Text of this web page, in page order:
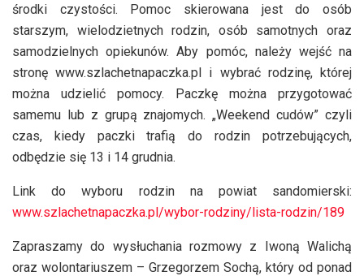
środki czystości. Pomoc skierowana jest do osób
starszym, wielodzietnych rodzin, osób samotnych oraz
samodzielnych opiekunów. Aby pomóc, należy wejść na
stronę www.szlachetnapaczka.pl i wybrać rodzinę, której
można udzielić pomocy. Paczkę można przygotować
samemu lub z grupą znajomych. „Weekend cudów” czyli
czas, kiedy paczki trafią do rodzin potrzebujących,
odbędzie się 13 i 14 grudnia.
Link do wyboru rodzin na powiat sandomierski:
www.szlachetnapaczka.pl/wybor-rodziny/lista-rodzin/189
Zapraszamy do wysłuchania rozmowy z Iwoną Walichą
oraz wolontariuszem – Grzegorzem Sochą, który od ponad